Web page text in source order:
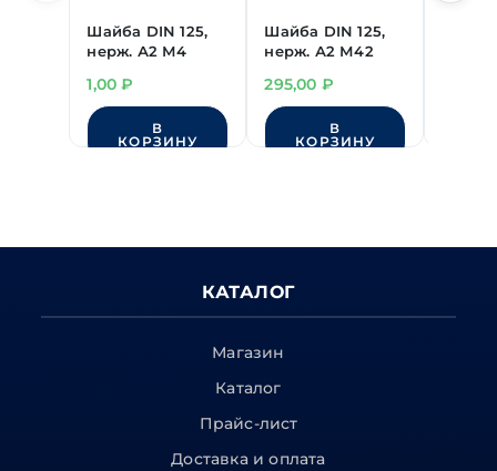
Шайба DIN 125,
нерж. А2 М4
1,00₽
В
КОРЗИНУ
Шайба DIN 125,
нерж. А2 М42
295,00 ₽
В
КОРЗИНУ
КАТАЛОГ
Магазин
Каталог
Прайс-лист
Доставка и оплата